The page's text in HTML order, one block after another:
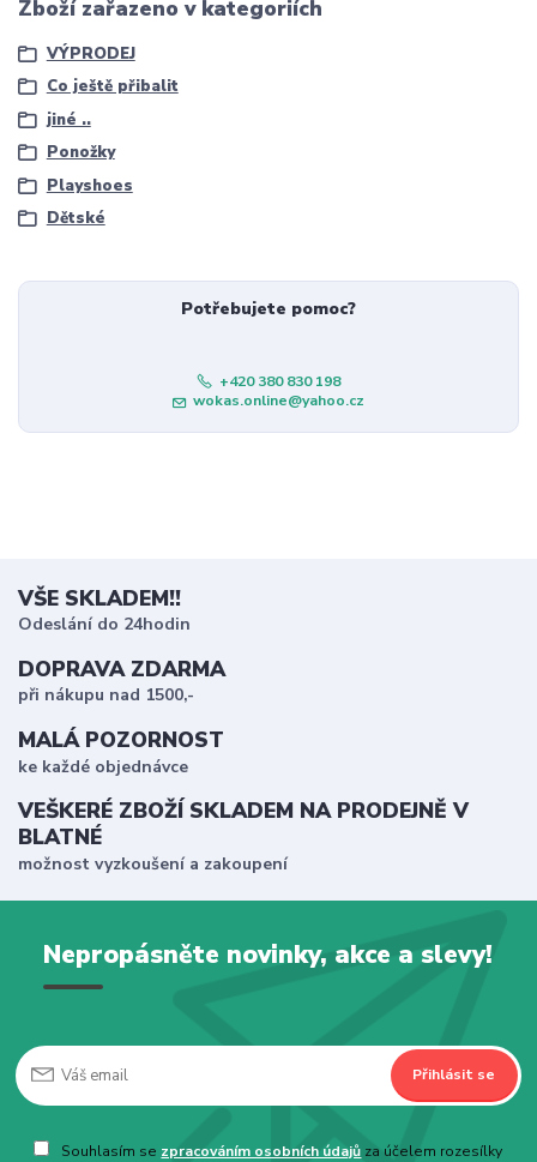
Zboží zařazeno v kategoriích
VÝPRODEJ
Co ještě přibalit
jiné ..
Ponožky
Playshoes
Dětské
Potřebujete pomoc?
+420 380 830 198
wokas.online@yahoo.cz
VŠE SKLADEM!!
Odeslání do 24hodin
DOPRAVA ZDARMA
při nákupu nad 1500,-
MALÁ POZORNOST
ke každé objednávce
VEŠKERÉ ZBOŽÍ SKLADEM NA PRODEJNĚ V
BLATNÉ
možnost vyzkoušení a zakoupení
Nepropásněte novinky, akce a slevy!
Přihlásit se
Souhlasím se zpracováním osobních údajů za účelem rozesílky